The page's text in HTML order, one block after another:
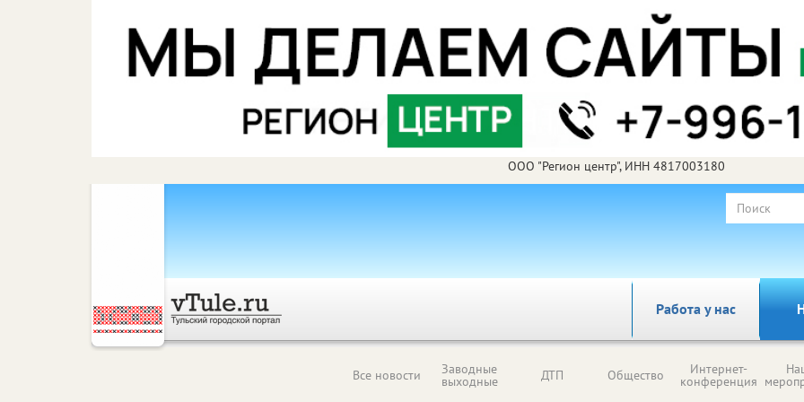
ООО "Регион центр", ИНН 4817003180
Работа у нас
Все новости Заводные
выходные ДТП Общество Интернет-
конференция